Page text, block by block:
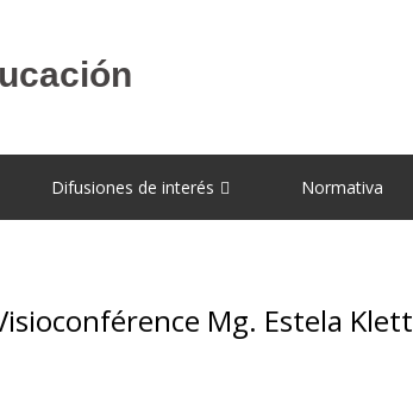
Difusiones de interés Normativa
Mg. Estela Klett